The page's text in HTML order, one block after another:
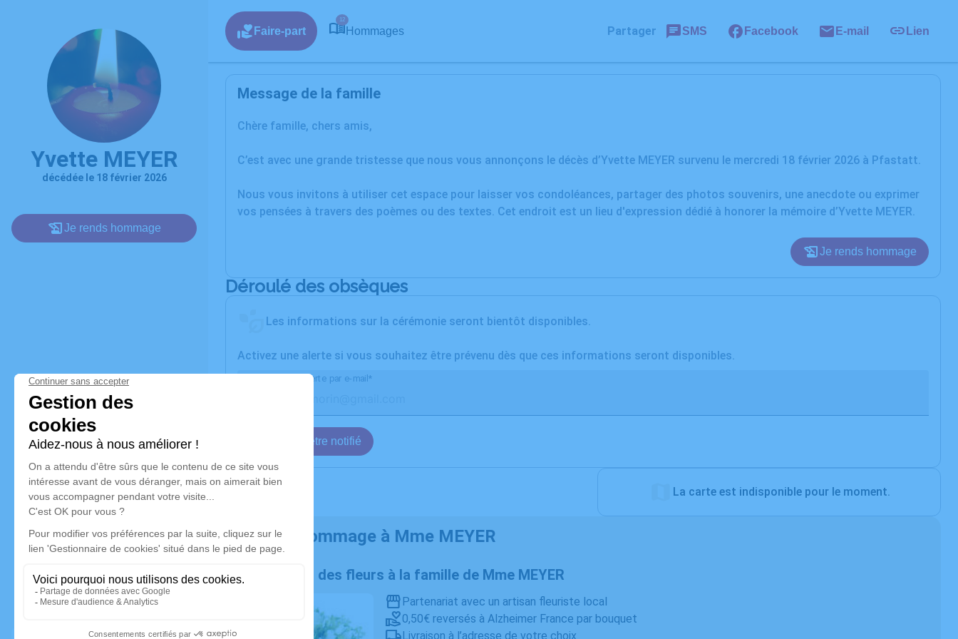
Yvette MEYER
décédée le 18 février 2026
Je rends hommage
Faire-part
12
Hommages Partager SMS Facebook E-mail Lien
Message de la famille
Chère famille, chers amis,
C’est avec une grande tristesse que nous vous annonçons le décès d’Yvette MEYER survenu le mercredi 18 février 2026 à Pfastatt.
Nous vous invitons à utiliser cet espace pour laisser vos condoléances, partager des photos souvenirs, une anecdote ou exprimer
vos pensées à travers des poèmes ou des textes. Cet endroit est un lieu d'expression dédié à honorer la mémoire d’Yvette MEYER.
Je rends hommage
Déroulé des obsèques
Les informations sur la cérémonie seront bientôt disponibles.
Activez une alerte si vous souhaitez être prévenu dès que ces informations seront disponibles.
Recevoir une alerte par e-mail*
Je veux être notifié
La carte est indisponible pour le moment.
Rendez hommage à Mme MEYER
Faites livrer des fleurs à la famille de Mme MEYER
Partenariat avec un artisan fleuriste local
0,50€ reversés à Alzheimer France par bouquet
Livraison à l’adresse de votre choix